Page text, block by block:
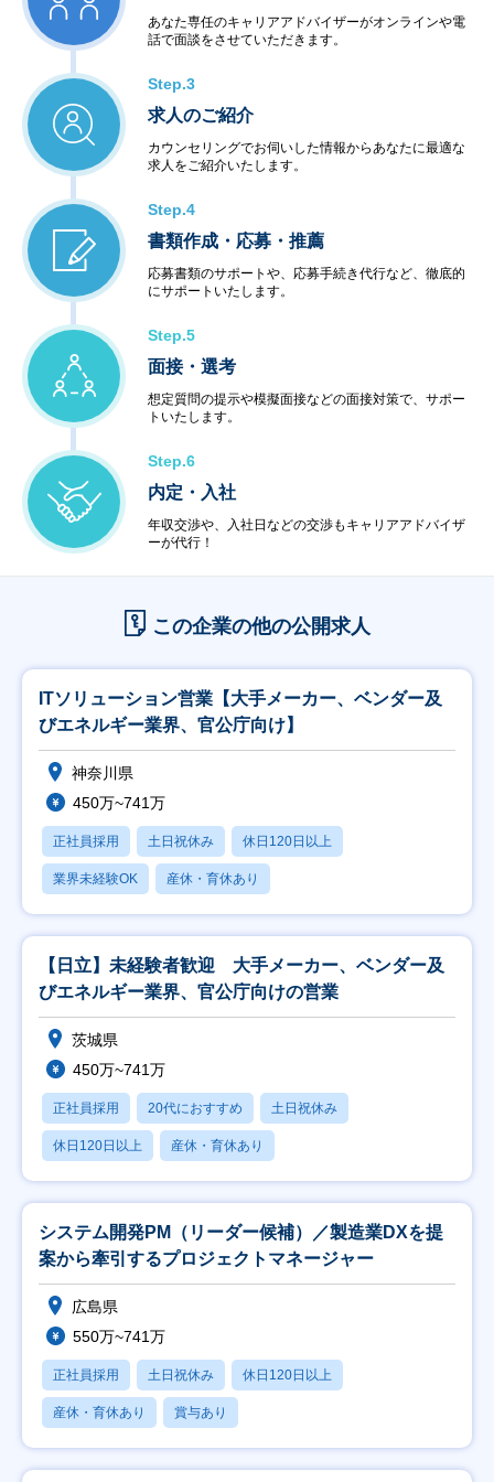
◆アウトソーシングサービス
＜システム運用保守サービス＞
・業務運用
・オペレーション
・ネットワーク管理
・ファシリティ管理
・ヘルプデスク
・データセンター
・ハウジング・ホスティング
・セキュリティ
＜教育サービス＞
・システム運用サービス
＜コンビニエンスサービス＞
・ハードウェア販売
・ソフトウェア販売
あなた専任のキャリアアドバイザーがオンラインや電
話で面談をさせていただきます。
Step.3
求人のご紹介
カウンセリングでお伺いした情報からあなたに最適な
求人をご紹介いたします。
Step.4
書類作成・応募・推薦
応募書類のサポートや、応募手続き代行など、徹底的
にサポートいたします。
Step.5
面接・選考
想定質問の提示や模擬面接などの面接対策で、サポー
トいたします。
Step.6
内定・入社
年収交渉や、入社日などの交渉もキャリアアドバイザ
ーが代行！
この企業の他の公開求人
ITソリューション営業【大手メーカー、ベンダー及
びエネルギー業界、官公庁向け】
神奈川県
450万~741万
正社員採用 土日祝休み 休日120日以上
業界未経験OK 産休・育休あり
【日立】未経験者歓迎 大手メーカー、ベンダー及
びエネルギー業界、官公庁向けの営業
茨城県
450万~741万
正社員採用 20代におすすめ 土日祝休み
休日120日以上 産休・育休あり
システム開発PM（リーダー候補）／製造業DXを提
案から牽引するプロジェクトマネージャー
広島県
550万~741万
正社員採用 土日祝休み 休日120日以上
産休・育休あり 賞与あり